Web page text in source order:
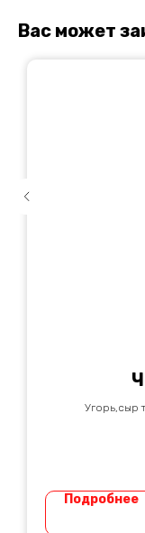
Вас может
Угорь,сыр
Подробнее